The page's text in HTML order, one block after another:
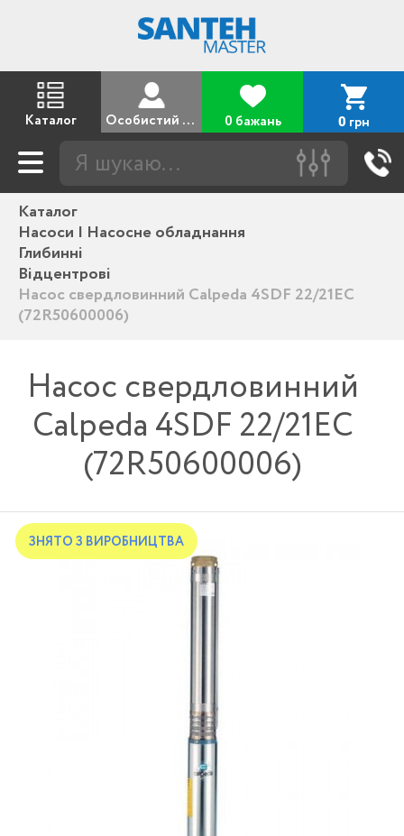
Каталог Особистий кабінет 0 бажань 0 грн
Каталог
Насоси | Насосне обладнання
Глибинні
Відцентрові
Насос свердловинний Calpeda 4SDF 22/21EC
(72R50600006)
Насос свердловинний
Calpeda 4SDF 22/21EC
(72R50600006)
ЗНЯТО З ВИРОБНИЦТВА